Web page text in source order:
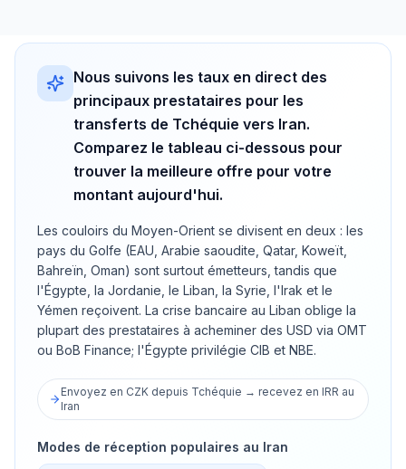
Nous suivons les taux en direct des
principaux prestataires pour les
transferts de Tchéquie vers Iran.
Comparez le tableau ci-dessous pour
trouver la meilleure offre pour votre
montant aujourd'hui.
Les couloirs du Moyen-Orient se divisent en deux : les
pays du Golfe (EAU, Arabie saoudite, Qatar, Koweït,
Bahreïn, Oman) sont surtout émetteurs, tandis que
l'Égypte, la Jordanie, le Liban, la Syrie, l'Irak et le
Yémen reçoivent. La crise bancaire au Liban oblige la
plupart des prestataires à acheminer des USD via OMT
ou BoB Finance; l'Égypte privilégie CIB et NBE.
Envoyez en CZK depuis Tchéquie → recevez en IRR au
Iran
Modes de réception populaires au Iran